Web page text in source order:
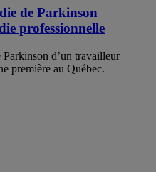
de Parkinson
professionnelle
d’un travailleur
première au Québec.